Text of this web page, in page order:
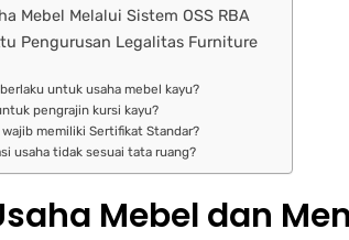
Mebel Melalui Sistem OSS RBA
Pengurusan Legalitas Furniture
untuk usaha mebel kayu?
pengrajin kursi kayu?
memiliki Sertifikat Standar?
usaha tidak sesuai tata ruang?
Mebel dan